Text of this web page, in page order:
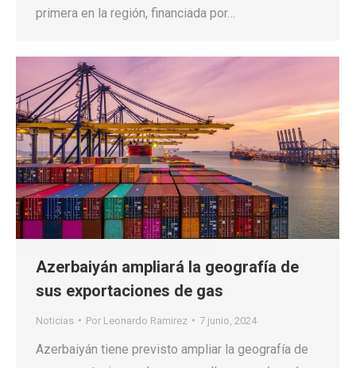
primera en la región, financiada por…
Azerbaiyán ampliará la geografía de
sus exportaciones de gas
Noticias Por Leonardo Ramirez 7 junio, 2024
Azerbaiyán tiene previsto ampliar la geografía de